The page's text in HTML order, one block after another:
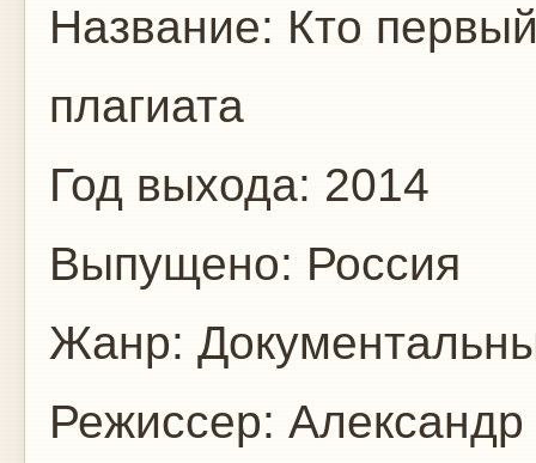
Название: Кто
плагиата
Год выхода: 2014
Выпущено: Россия
Жанр:
Режиссер: